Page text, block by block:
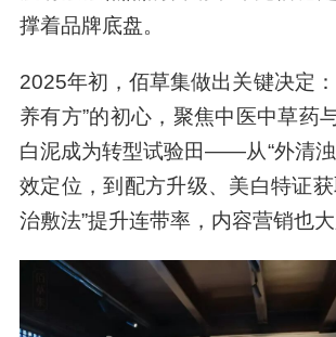
其中，前两者被上海家化称为“白马
“我们在2024年底在做规划时，对
不高。”上海家化董事长兼首席
言。
然而，新七白系列中的大白泥引
没有轰轰烈烈的营销，却凭借稳
撑着品牌底盘。